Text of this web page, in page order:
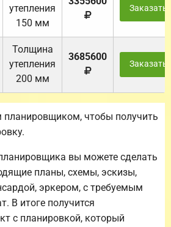
утепления
150 мм
Заказать
Толщина
утепления
200 мм
3685600
Заказать
планировщиком, чтобы получить
вы можете сделать
планы, схемы, эскизы,
эркером, с требуемым
В итоге получится
с планировкой, который